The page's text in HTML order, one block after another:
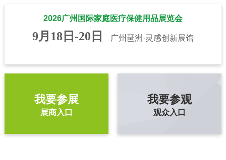
2026广州国际家庭医疗保健用品展览会
9月18日-20日 广州琶洲·灵感创新展馆
我要参展
展商入口
我要参观
观众入口